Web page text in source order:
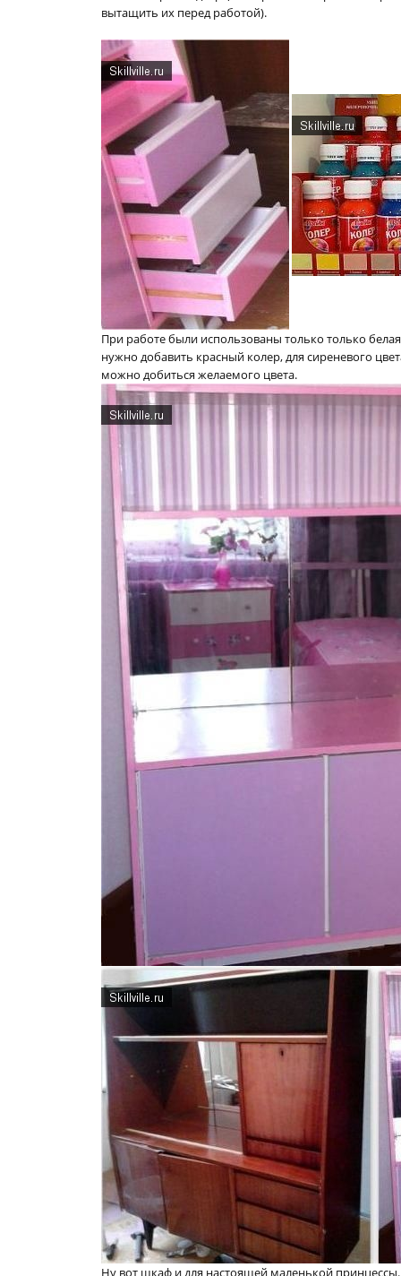
вытащить их перед работой).
При работе были использованы только только
нужно добавить красный колер, для сиреневого
можно добиться желаемого цвета.
Ну вот шкаф и для настоящей маленькой